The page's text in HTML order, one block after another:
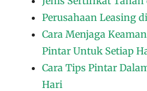
Perusahaan Leasing
Cara Menjaga
Pintar Untuk Setiap
Cara Tips Pintar
Hari